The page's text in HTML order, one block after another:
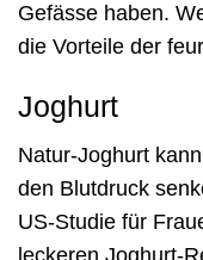
Gefässe haben.
die Vorteile der
Joghurt
Natur-Joghurt
den Blutdruck
US-Studie für